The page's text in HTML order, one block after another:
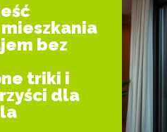
bez
triki i
dla